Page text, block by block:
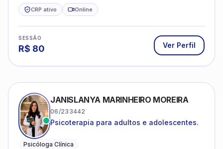
CRP ativo Online
SESSÃO
R$ 80 Ver Perfil
JANISLANYA MARINHEIRO MOREIRA
06/233442
Psicoterapia para adultos e adolescentes.
Psicóloga Clínica